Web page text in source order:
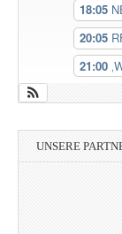
18:05
20:05
21:00
UNSERE